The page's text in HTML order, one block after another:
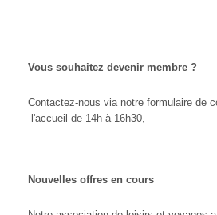
Vous souhaitez devenir membre ?
Contactez-nous via notre formulaire de
l'accueil de 14h à 16h30,
Nouvelles offres en cours